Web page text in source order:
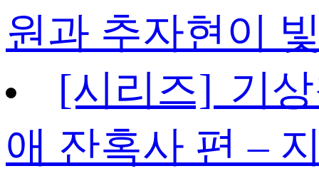
원과 추자현이
[시리즈] 기
애 잔혹사 편 –